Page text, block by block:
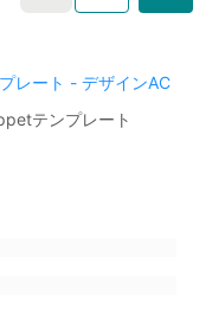
レート - デザインAC
テンプレート